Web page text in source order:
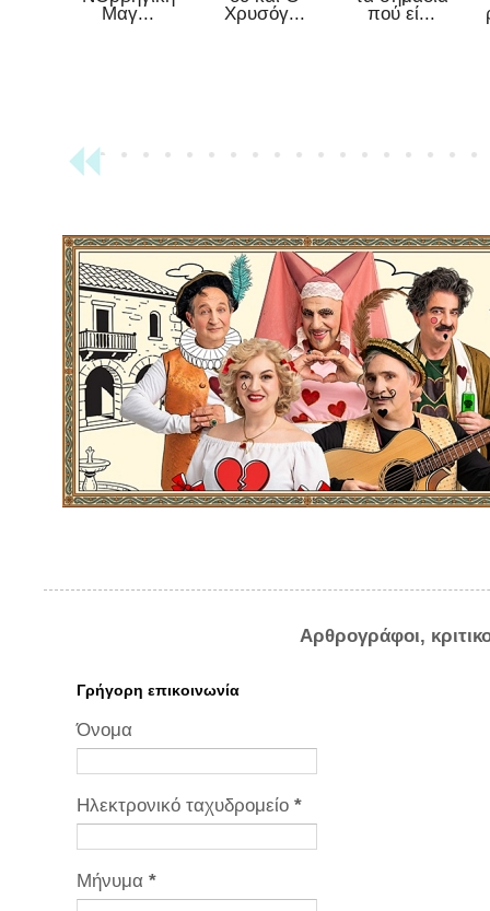
Μαγ...
Χρυσόγ...
πού εί...
Αρθρογράφοι,
Γρήγορη επικοινωνία
Όνομα
Ηλεκτρονικό ταχυδρομείο *
Μήνυμα *